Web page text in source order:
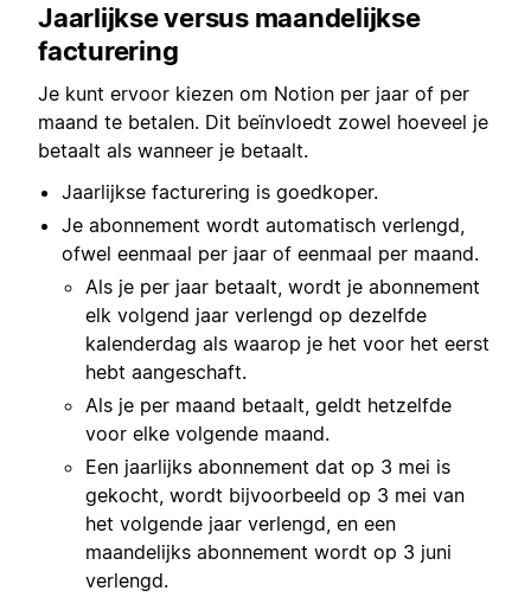
Jaarlijkse versus maandelijkse
facturering
Je kunt ervoor kiezen om Notion per jaar of per
maand te betalen. Dit beïnvloedt zowel hoeveel je
betaalt als wanneer je betaalt.
Jaarlijkse facturering is goedkoper.
Je abonnement wordt automatisch verlengd,
ofwel eenmaal per jaar of eenmaal per maand.
Als je per jaar betaalt, wordt je abonnement
elk volgend jaar verlengd op dezelfde
kalenderdag als waarop je het voor het eerst
hebt aangeschaft.
Als je per maand betaalt, geldt hetzelfde
voor elke volgende maand.
Een jaarlijks abonnement dat op 3 mei is
gekocht, wordt bijvoorbeeld op 3 mei van
het volgende jaar verlengd, en een
maandelijks abonnement wordt op 3 juni
verlengd.